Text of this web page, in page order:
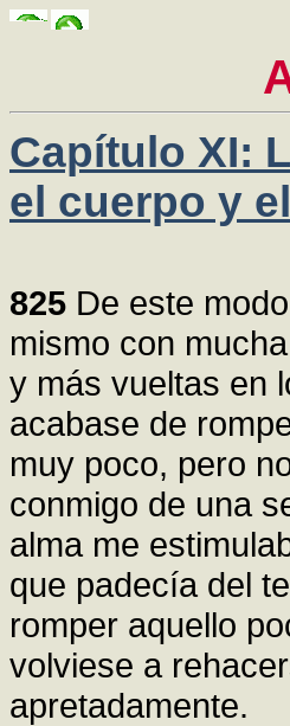
Capítulo XI:
el cuerpo y
825 De este
mismo con
y más vueltas en
acabase de
muy poco, pero
conmigo de una
alma me
que padecía del
romper aquello
volviese a
apretadamente.